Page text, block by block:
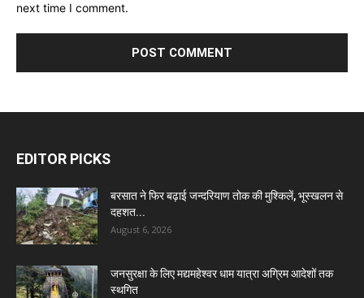
next time I comment.
EDITOR PICKS
बरसात ने फिर बढ़ाई जन्दरियाण तोक की मुश्किलें, भूस्खलन से
दहशत...
August 6, 2026
जनसुरक्षा के लिए मद्यमहेश्वर धाम यात्रा अग्रिम आदेशों तक
स्थगित